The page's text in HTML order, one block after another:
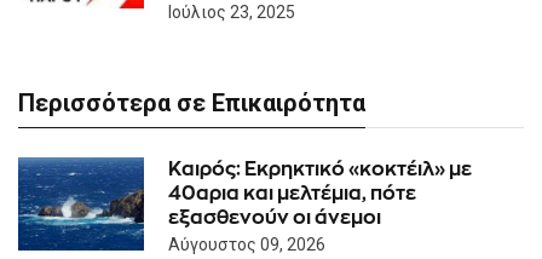
Ιούλιος 23, 2025
Περισσότερα σε Επικαιρότητα
Καιρός: Eκρηκτικό «κοκτέιλ» με
40αρια και μελτέμια, πότε
εξασθενούν οι άνεμοι
Αύγουστος 09, 2026